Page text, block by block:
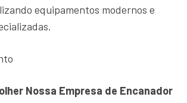
equipamentos modernos e
Nossa Empresa de Encanador